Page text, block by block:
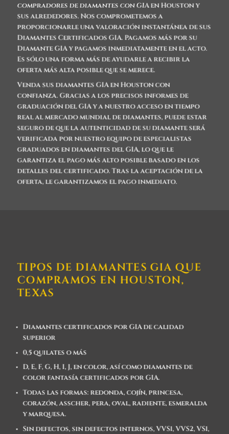
compradores de diamantes con GIA en Houstony
sus alrededores. Nos comprometemos a
proporcionarle una valoración instantánea de sus
Diamantes Certificados GIA. Pagamos más por su
Diamante GIA y pagamos inmediatamente en el acto.
Es sólo una forma más de ayudarle a recibir la
oferta más alta posible que se merece.
Venda sus diamantes GIA en Houstoncon
confianza. Gracias a los precisos informes de
graduación del GIA y a nuestro acceso en tiempo
real al mercado mundial de diamantes, puede estar
seguro de que la autenticidad de su diamante será
verificada por nuestro equipo de especialistas
graduados en diamantes del GIA, lo que le
garantiza el pago más alto posible basado en los
detalles del certificado. Tras la aceptación de la
oferta, le garantizamos el pago inmediato.
TIPOS DE DIAMANTES GIA QUE
COMPRAMOS EN HOUSTON,
TEXAS
Diamantes certificados por GIA de calidad
superior
0,5 quilates o más
D, E, F, G, H, I, J, en color, así como diamantes de
color fantasía certificados por GIA.
Todas las formas: redonda, cojín, princesa,
corazón, asscher, pera, oval, radiente, esmeralda
y marquesa.
Sin defectos, sin defectos internos, VVS1, VVS2, VS1,